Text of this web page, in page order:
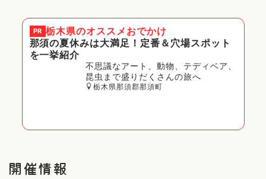
PR 栃木県のオススメおでかけ
那須の夏休みは大満足！定番＆穴場スポット
を一挙紹介
不思議なアート、動物、テディベア、
昆虫まで盛りだくさんの旅へ
栃木県那須郡那須町
開催情報